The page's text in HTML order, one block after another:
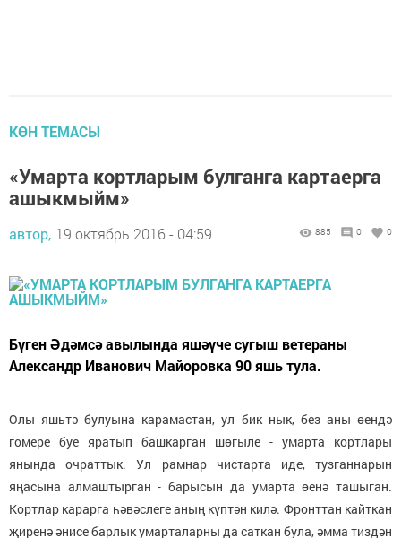
КӨН ТЕМАСЫ
«Умарта кортларым булганга картаерга
ашыкмыйм»
автор, 19 октябрь 2016 - 04:59 885 0 0
Бүген Әдәмсә авылында яшәүче сугыш ветераны
Александр Иванович Майоровка 90 яшь тула.
Олы яшьтә булуына карамастан, ул бик нык, без аны өендә
гомере буе яратып башкарган шөгыле - умарта кортлары
янында очраттык. Ул рамнар чистарта иде, тузганнарын
яңасына алмаштырган - барысын да умарта өенә ташыган.
Кортлар карарга һәвәслеге аның күптән килә. Фронттан кайткан
җиренә әнисе барлык умарталарны да саткан була, әмма тиздән